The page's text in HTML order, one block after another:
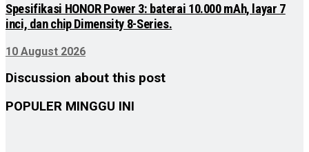
Spesifikasi HONOR Power 3: baterai 10.000 mAh, layar 7
inci, dan chip Dimensity 8-Series.
10 August 2026
Discussion about this post
POPULER MINGGU INI